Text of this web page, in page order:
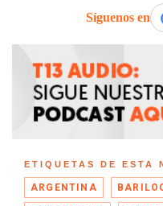
Síguenos en
ETIQUETAS DE ESTA
ARGENTINA